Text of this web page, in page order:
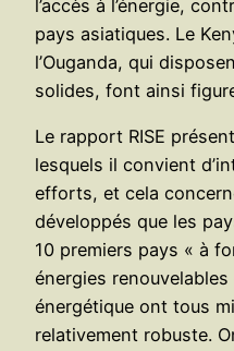
l’accès à l’énergie,
pays asiatiques. Le
l’Ouganda, qui
solides, font ainsi
Le rapport RISE
lesquels il convient
efforts, et cela
développés que les
10 premiers pays « à
énergies renouvelables
énergétique ont tous
relativement robuste.